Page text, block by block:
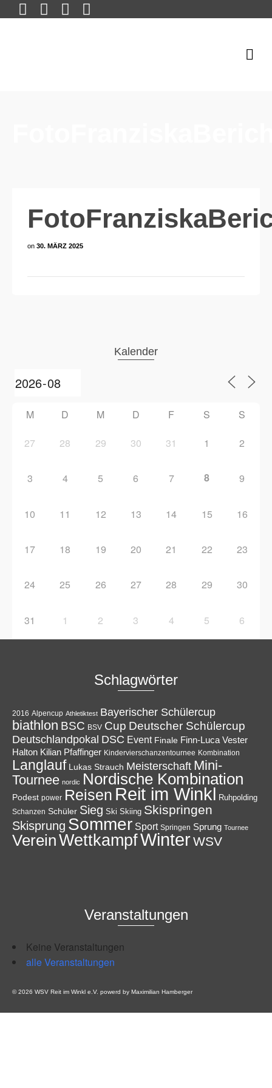
on 30. MÄRZ 2025
Kalender
M D M D F S S
27 28 29 30 31 1 2
3 4 5 6 7 8 9
10 11 12 13 14 15 16
17 18 19 20 21 22 23
24 25 26 27 28 29 30
31 1 2 3 4 5 6
Schlagwörter
2016 Alpencup Athletiktest Bayerischer Schülercup
biathlon BSC BSV Cup Deutscher Schülercup
Deutschlandpokal DSC Event Finale Finn-Luca Vester
Halton Kilian Pfaffinger Kindervierschanzentournee Kombination
Langlauf Lukas Strauch Meisterschaft Mini-
Tournee nordic Nordische Kombination
Podest power Reisen Reit im Winkl Ruhpolding
Schanzen Schüler Sieg Ski Skiing Skispringen
Skisprung Sommer Sport Springen Sprung Tournee
VereinWettkampfWinterWSV
Veranstaltungen
Keine Veranstaltungen
alle Veranstaltungen
© 2026 WSV Reit im Winkl e.V. powerd by Maximilian Hamberger